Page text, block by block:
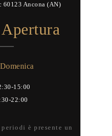
Ancona (AN)
15:00
22:00
è presente un